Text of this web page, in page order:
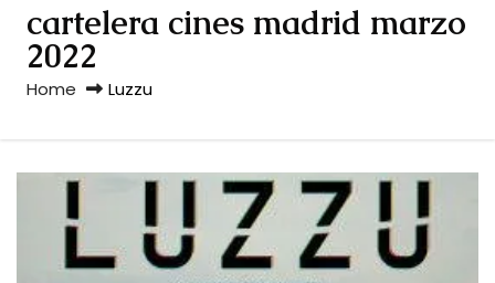
cartelera cines madrid marzo
2022
Home Luzzu